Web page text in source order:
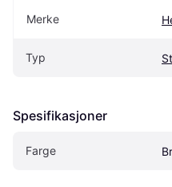
Merke
Typ
Spesifikasjoner
Farge